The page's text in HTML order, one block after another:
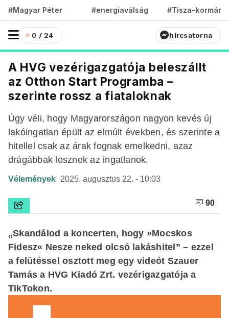
#Magyar Péter #energiaválság #Tisza-kormány
0 / 24 hírcsatorna
A HVG vezérigazgatója beleszállt
az Otthon Start Programba –
szerinte rossz a fiataloknak
Úgy véli, hogy Magyarországon nagyon kevés új
lakóingatlan épült az elmúlt években, és szerinte a
hitellel csak az árak fognak emelkedni, azaz
drágábbak lesznek az ingatlanok.
Vélemények 2025. augusztus 22. - 10:03
90
„Skandálod a koncerten, hogy »Mocskos
Fidesz« Nesze neked olcsó lakáshitel” – ezzel
a felütéssel osztott meg egy videót Szauer
Tamás a HVG Kiadó Zrt. vezérigazgatója a
TikTokon.